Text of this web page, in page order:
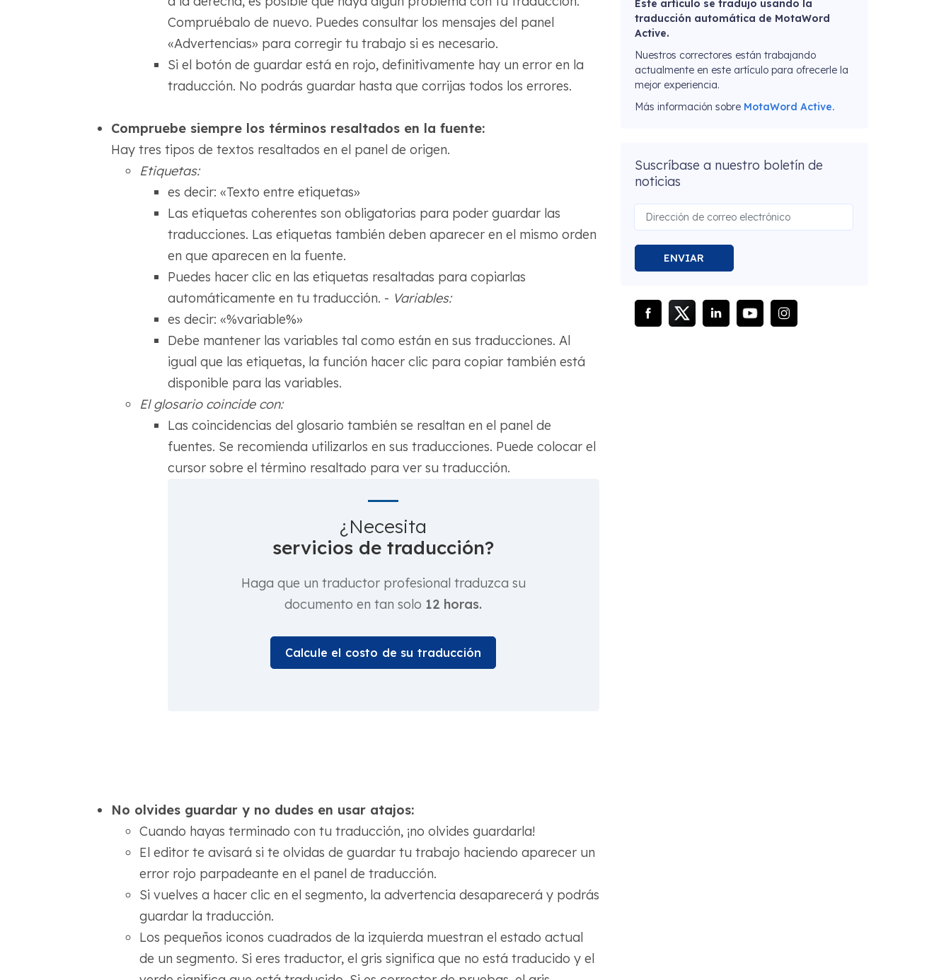
Compruébalo de nuevo. Puedes consultar los mensajes del panel
«Advertencias» para corregir tu trabajo si es necesario.
Si el botón de guardar está en rojo, definitivamente hay un error en la
traducción. No podrás guardar hasta que corrijas todos los errores.
Compruebe siempre los términos resaltados en la fuente:
Hay tres tipos de textos resaltados en el panel de origen.
Etiquetas:
es decir: «Texto entre etiquetas»
Las etiquetas coherentes son obligatorias para poder guardar las
traducciones. Las etiquetas también deben aparecer en el mismo orden
en que aparecen en la fuente.
Puedes hacer clic en las etiquetas resaltadas para copiarlas
automáticamente en tu traducción. - Variables:
es decir: «%variable%»
Debe mantener las variables tal como están en sus traducciones. Al
igual que las etiquetas, la función hacer clic para copiar también está
disponible para las variables.
El glosario coincide con:
Las coincidencias del glosario también se resaltan en el panel de
fuentes. Se recomienda utilizarlos en sus traducciones. Puede colocar el
cursor sobre el término resaltado para ver su traducción.
¿Necesita
servicios de traducción?
Haga que un traductor profesional traduzca su
documento en tan solo 12 horas.
Calcule el costo de su traducción
No olvides guardar y no dudes en usar atajos:
Cuando hayas terminado con tu traducción, ¡no olvides guardarla!
El editor te avisará si te olvidas de guardar tu trabajo haciendo aparecer un
error rojo parpadeante en el panel de traducción.
Si vuelves a hacer clic en el segmento, la advertencia desaparecerá y podrás
guardar la traducción.
Los pequeños iconos cuadrados de la izquierda muestran el estado actual
de un segmento. Si eres traductor, el gris significa que no está traducido y el
Este artículo se tradujo usando la
traducción automática de MotaWord
Active.
Nuestros correctores están trabajando
actualmente en este artículo para ofrecerle la
mejor experiencia.
Más información sobre MotaWord Active.
Suscríbase a nuestro boletín de
noticias
ENVIAR